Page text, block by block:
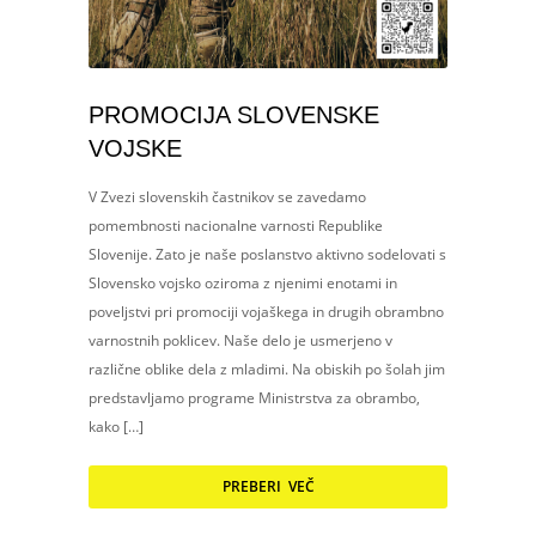
PROMOCIJA SLOVENSKE
VOJSKE
V Zvezi slovenskih častnikov se zavedamo
pomembnosti nacionalne varnosti Republike
Slovenije. Zato je naše poslanstvo aktivno sodelovati s
Slovensko vojsko oziroma z njenimi enotami in
poveljstvi pri promociji vojaškega in drugih obrambno
varnostnih poklicev. Naše delo je usmerjeno v
različne oblike dela z mladimi. Na obiskih po šolah jim
predstavljamo programe Ministrstva za obrambo,
kako […]
PREBERI VEČ